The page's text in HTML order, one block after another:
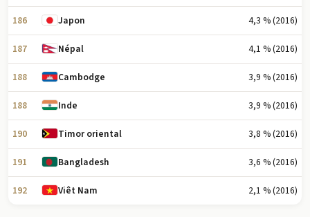
186 Japon 4,3 % (2016)
187 Népal 4,1 % (2016)
188 Cambodge 3,9 % (2016)
188 Inde 3,9 % (2016)
190 Timor oriental 3,8 % (2016)
191 Bangladesh 3,6 % (2016)
192 Viêt Nam 2,1 % (2016)